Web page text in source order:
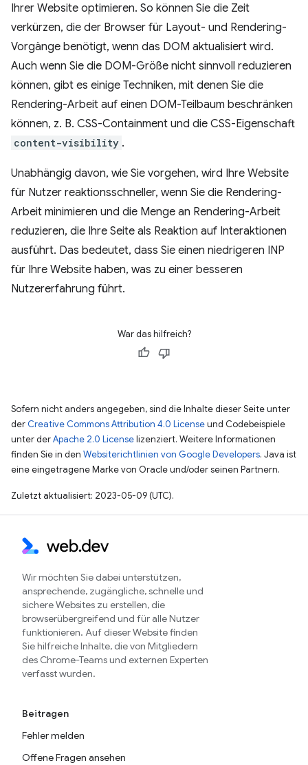
Ihrer Website optimieren. So können Sie die Zeit
verkürzen, die der Browser für Layout- und Rendering-
Vorgänge benötigt, wenn das DOM aktualisiert wird.
Auch wenn Sie die DOM-Größe nicht sinnvoll reduzieren
können, gibt es einige Techniken, mit denen Sie die
Rendering-Arbeit auf einen DOM-Teilbaum beschränken
können, z. B. CSS-Containment und die CSS-Eigenschaft
content-visibility .
Unabhängig davon, wie Sie vorgehen, wird Ihre Website
für Nutzer reaktionsschneller, wenn Sie die Rendering-
Arbeit minimieren und die Menge an Rendering-Arbeit
reduzieren, die Ihre Seite als Reaktion auf Interaktionen
ausführt. Das bedeutet, dass Sie einen niedrigeren INP
für Ihre Website haben, was zu einer besseren
Nutzererfahrung führt.
War das hilfreich?
Sofern nicht anders angegeben, sind die Inhalte dieser Seite unter
der Creative Commons Attribution 4.0 Licenseund Codebeispiele
unter derApache 2.0 Licenselizenziert. Weitere Informationen
finden Sie in den Websiterichtlinien von Google Developers. Java ist
eine eingetragene Marke von Oracle und/oder seinen Partnern.
Zuletzt aktualisiert: 2023-05-09 (UTC).
Wir möchten Sie dabei unterstützen,
ansprechende, zugängliche, schnelle und
sichere Websites zu erstellen, die
browserübergreifend und für alle Nutzer
funktionieren. Auf dieser Website finden
Sie hilfreiche Inhalte, die von Mitgliedern
des Chrome-Teams und externen Experten
verfasst wurden.
Beitragen
Fehler melden
Offene Fragen ansehen